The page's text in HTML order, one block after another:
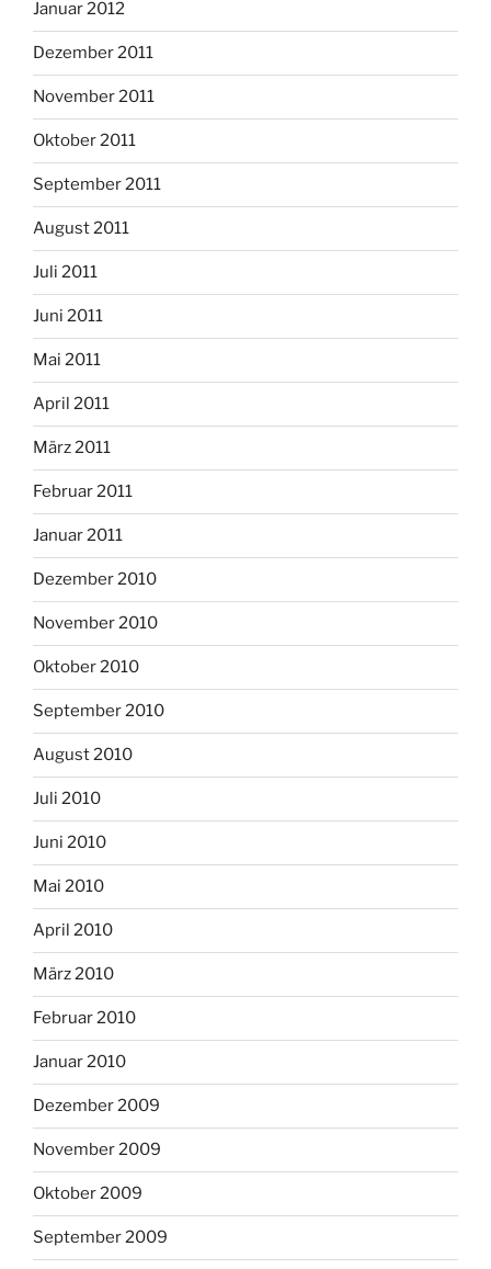
Januar 2012
Dezember 2011
November 2011
Oktober 2011
September 2011
August 2011
Juli 2011
Juni 2011
Mai 2011
April 2011
März 2011
Februar 2011
Januar 2011
Dezember 2010
November 2010
Oktober 2010
September 2010
August 2010
Juli 2010
Juni 2010
Mai 2010
April 2010
März 2010
Februar 2010
Januar 2010
Dezember 2009
November 2009
Oktober 2009
September 2009